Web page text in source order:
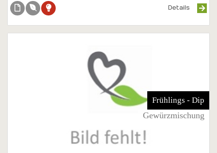
Details
Frühlings - Dip
Gewürzmischung